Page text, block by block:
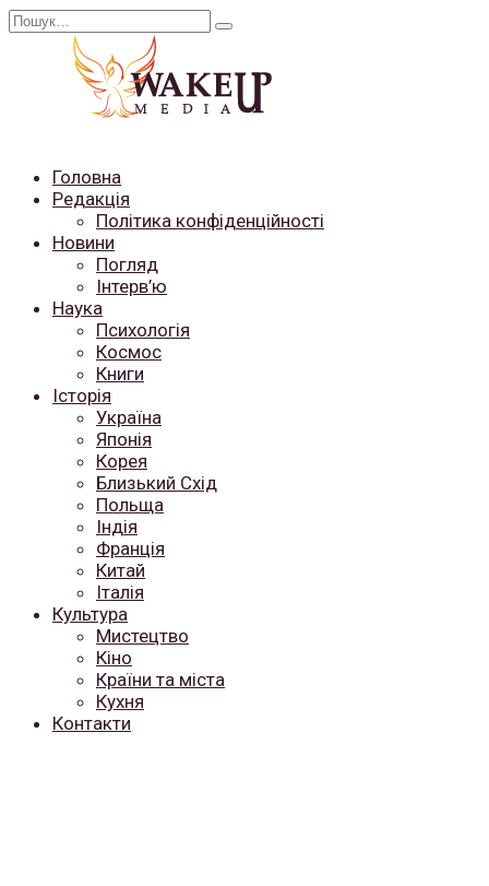
Перейти
Search
Головна
Редакція
Політика конфіденційності
Новини
Погляд
Інтерв’ю
Наука
Психологія
Космос
Книги
Історія
Україна
Японія
Корея
Близький Схід
Польща
Індія
Франція
Китай
Італія
Культура
Мистецтво
Кіно
Країни та міста
Кухня
Контакти